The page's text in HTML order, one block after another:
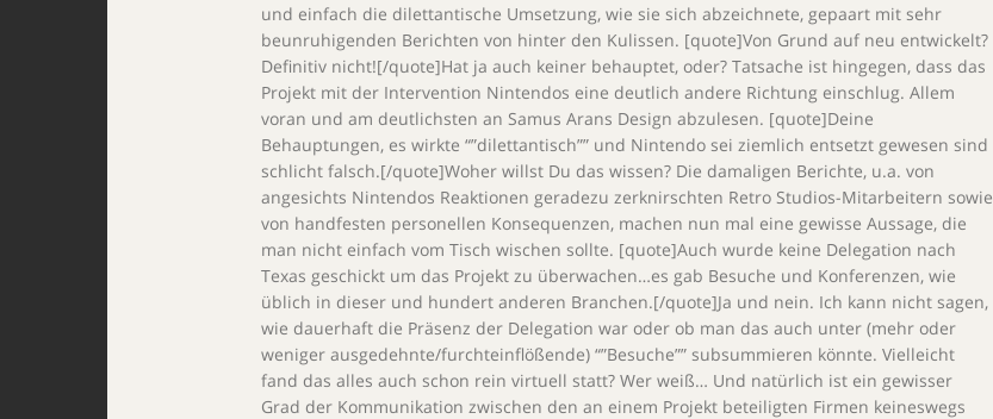
und einfach die dilettantische Umsetzung, wie sie sich abzeichnete, gepaart mit sehr
beunruhigenden Berichten von hinter den Kulissen. [quote]Von Grund auf neu entwickelt?
Definitiv nicht![/quote]Hat ja auch keiner behauptet, oder? Tatsache ist hingegen, dass das
Projekt mit der Intervention Nintendos eine deutlich andere Richtung einschlug. Allem
voran und am deutlichsten an Samus Arans Design abzulesen. [quote]Deine
Behauptungen, es wirkte “”dilettantisch”” und Nintendo sei ziemlich entsetzt gewesen sind
schlicht falsch.[/quote]Woher willst Du das wissen? Die damaligen Berichte, u.a. von
angesichts Nintendos Reaktionen geradezu zerknirschten Retro Studios-Mitarbeitern sowie
von handfesten personellen Konsequenzen, machen nun mal eine gewisse Aussage, die
man nicht einfach vom Tisch wischen sollte. [quote]Auch wurde keine Delegation nach
Texas geschickt um das Projekt zu überwachen…es gab Besuche und Konferenzen, wie
üblich in dieser und hundert anderen Branchen.[/quote]Ja und nein. Ich kann nicht sagen,
wie dauerhaft die Präsenz der Delegation war oder ob man das auch unter (mehr oder
weniger ausgedehnte/furchteinflößende) “”Besuche”” subsummieren könnte. Vielleicht
fand das alles auch schon rein virtuell statt? Wer weiß… Und natürlich ist ein gewisser
Grad der Kommunikation zwischen den an einem Projekt beteiligten Firmen keineswegs